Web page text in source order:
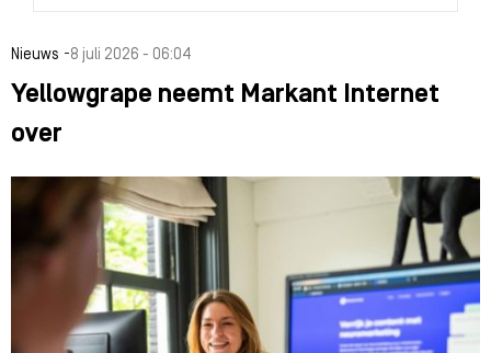
Nieuws -8 juli 2026 - 06:04
Yellowgrape neemt Markant Internet
over